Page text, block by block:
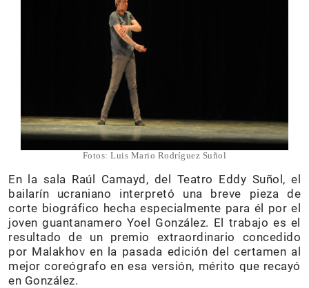
Fotos: Luis Mario Rodríguez Suñol
En la sala Raúl Camayd, del Teatro Eddy Suñol, el
bailarín ucraniano interpretó una breve pieza de
corte biográfico hecha especialmente para él por el
joven guantanamero Yoel González. El trabajo es el
resultado de un premio extraordinario concedido
por Malakhov en la pasada edición del certamen al
mejor coreógrafo en esa versión, mérito que recayó
en González.